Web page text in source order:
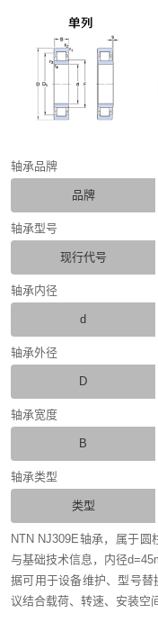
轴承品牌
品牌
轴承型号
现行代号
轴承内径
d
轴承外径
D
轴承宽度
B
轴承类型
类型
NTN NJ309E轴承，属于
与基础技术信息，内径
据可用于设备维护、型号
议结合载荷、转速、安装空